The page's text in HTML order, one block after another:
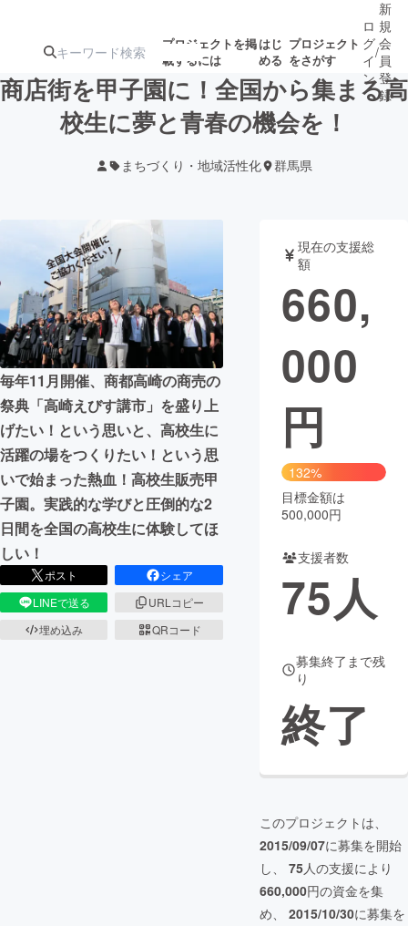
プロジェクトを掲
載するには
はじ
める
プロジェクト
をさがす
ターン
注目の新着プロ
ジェクト
募集終了が近いプ
ロジェクト
アート・写真 音楽
テクノロジー・ガジェット ゲーム・サ
映像・映画
ビジネス・起業
まちづくり・地域活性化
CAMPFIRE for Social Good
CAMPFIRE Creation
CAMPFIREふるさと納税machi-ya コミュニティ
ロ
グ
イ
ン
/
新
規
会
員
登
録
商店街を甲子園に！全国から集まる高
校生に夢と青春の機会を！
まちづくり・地域活性化 群馬県
毎年11月開催、商都高崎の商売の
祭典「高崎えびす講市」を盛り上
げたい！という思いと、高校生に
活躍の場をつくりたい！という思
いで始まった熱血！高校生販売甲
子園。実践的な学びと圧倒的な2
日間を全国の高校生に体験してほ
しい！
ポスト
シェア
LINEで送る
URLコピー
埋め込み
QRコード
現在の支援総
額
660,
000
円
132%
目標金額は
500,000円
支援者数
75人
募集終了まで残
り
終了
このプロジェクトは、
2015/09/07に募集を開始
し、 75人の支援により
660,000円の資金を集
め、 2015/10/30に募集を